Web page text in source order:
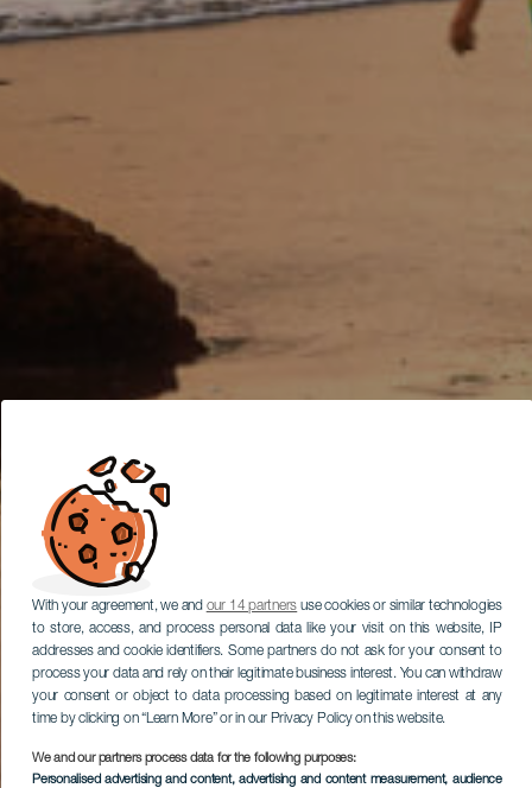
With your agreement, we and our 14 partners use cookies or similar technologies
to store, access, and process personal data like your visit on this website, IP
addresses and cookie identifiers. Some partners do not ask for your consent to
process your data and rely on their legitimate business interest. You can withdraw
your consent or object to data processing based on legitimate interest at any
time by clicking on “Learn More” or in our Privacy Policy on this website.
We and our partners process data for the following purposes:
Personalised advertising and content, advertising and content measurement, audience